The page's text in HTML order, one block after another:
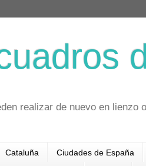
realizar de nuevo en
Cataluña Ciudades de España